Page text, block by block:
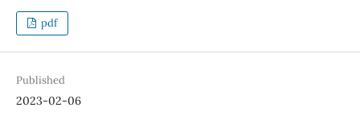
pdf
Published
2023-02-06